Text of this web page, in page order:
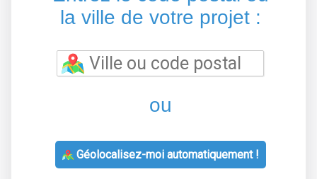
la ville de votre projet :
ou
Géolocalisez-moi automatiquement !